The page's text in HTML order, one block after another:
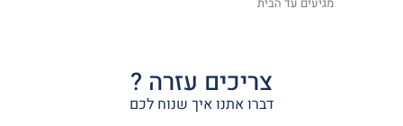
מגיעים עד הבית
צריכים עזרה ?
דברו אתנו איך שנוח לכם